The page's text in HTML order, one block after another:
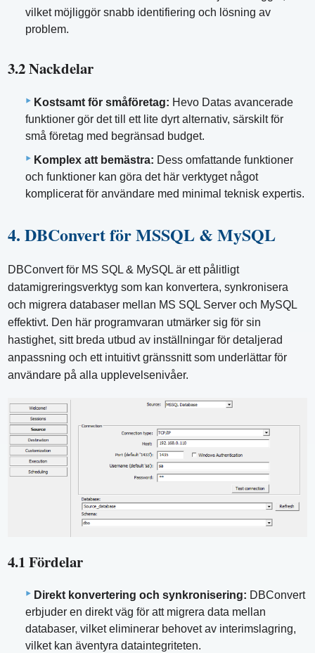
vilket möjliggör snabb identifiering och lösning av
problem.
3.2 Nackdelar
Kostsamt för småföretag: Hevo Datas avancerade
funktioner gör det till ett lite dyrt alternativ, särskilt för
små företag med begränsad budget.
Komplex att bemästra: Dess omfattande funktioner
och funktioner kan göra det här verktyget något
komplicerat för användare med minimal teknisk expertis.
4. DBConvert för MSSQL & MySQL
DBConvert för MS SQL & MySQL är ett pålitligt
datamigreringsverktyg som kan konvertera, synkronisera
och migrera databaser mellan MS SQL Server och MySQL
effektivt. Den här programvaran utmärker sig för sin
hastighet, sitt breda utbud av inställningar för detaljerad
anpassning och ett intuitivt gränssnitt som underlättar för
användare på alla upplevelsenivåer.
4.1 Fördelar
Direkt konvertering och synkronisering: DBConvert
erbjuder en direkt väg för att migrera data mellan
databaser, vilket eliminerar behovet av interimslagring,
vilket kan äventyra dataintegriteten.